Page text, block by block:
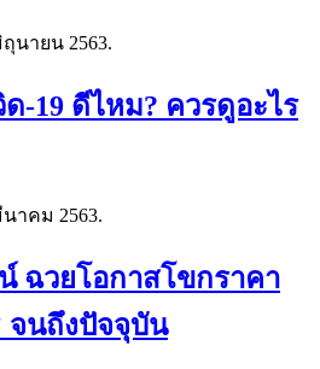
ถุนายน 2563.
-19 ดีไหม? ควรดูอะไร
นาคม 2563.
ฉวยโอกาสโขกราคา
จนถึงปัจจุบัน